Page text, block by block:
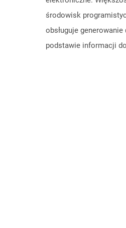
środowisk
obsługuje
podstawie informacji